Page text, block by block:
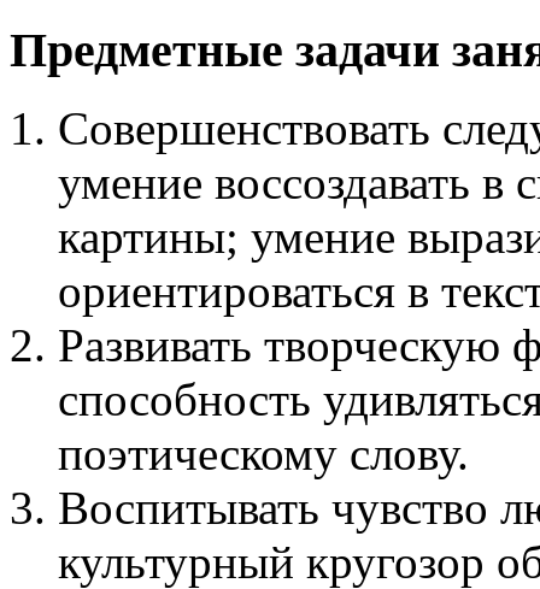
Предметные задачи
Совершенствовать
умение воссоздавать
картины; умение
ориентироваться в
Развивать творческую
способность
поэтическому слову.
Воспитывать чувство
культурный кругозор